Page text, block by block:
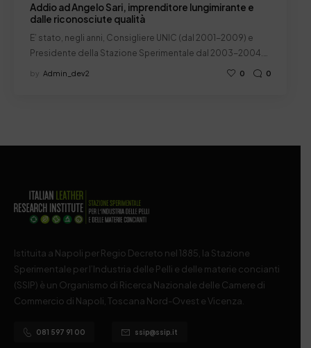
Addio ad Angelo Sari, imprenditore lungimirante e
dalle riconosciute qualità
E’ stato, negli anni, Consigliere UNIC (dal 2001-2009) e
Presidente della Stazione Sperimentale dal 2003-2004.…
by Admin_dev2 0 0
Istituita a Napoli per Regio Decreto nel 1885, la Stazione
Sperimentale per l’Industria delle Pelli e delle materie concianti
(SSIP) è un Organismo di Ricerca Nazionale delle Camere di
Commercio di Napoli, Toscana Nord-Ovest e Vicenza.
081 597 91 00 ssip@ssip.it